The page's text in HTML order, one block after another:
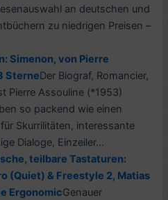
an deutschen und
zu niedrigen Preisen –
Simenon, von Pierre
SterneDer Biograf, Romancier,
Pierre Assouline (*1953)
so packend wie einen
Skurrilitäten, interessante
Dialoge, Einzeiler...
teilbare Tastaturen:
(Quiet) & Freestyle 2, Matias
ErgonomicGenauer